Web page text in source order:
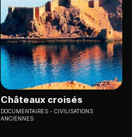
Châteaux croisés
DOCUMENTAIRES
CIVILISATIONS
ANCIENNES